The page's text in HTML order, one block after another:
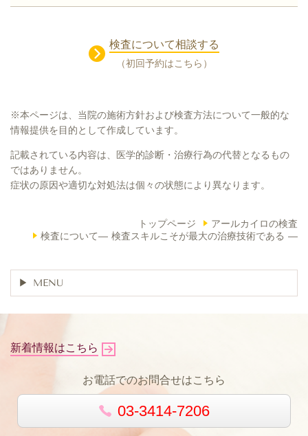
検査について相談する
（初回予約はこちら）
※本ページは、当院の施術方針および検査方法について一般的な
情報提供を目的として作成しています。
記載されている内容は、医学的診断・治療行為の代替となるもの
ではありません。
症状の原因や適切な対処法は個々の状態により異なります。
トップページ
アールカイロの検査
検査について― 検査スキルこそが最大の治療技術である ―
MENU
新着情報はこちら
お電話でのお問合せはこちら
03-3414-7206